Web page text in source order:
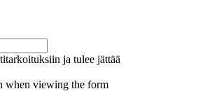
ja tulee jättää
when viewing the form